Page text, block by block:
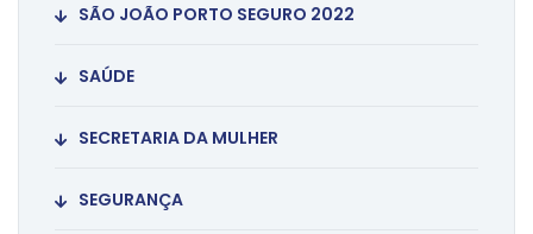
SÃO JOÃO PORTO SEGURO 2022
SAÚDE
SECRETARIA DA MULHER
SEGURANÇA